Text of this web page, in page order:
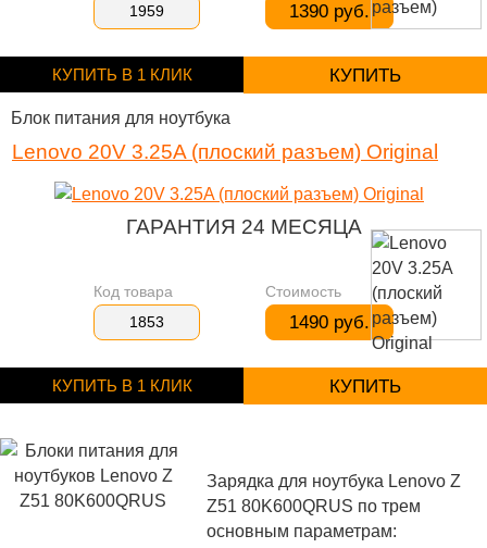
1959
1390 руб.
КУПИТЬ В 1 КЛИК КУПИТЬ
Блок питания для ноутбука
Lenovo 20V 3.25A (плоский разъем) Original
ГАРАНТИЯ 24 МЕСЯЦА
Код товара
1853
Стоимость
1490 руб.
КУПИТЬ В 1 КЛИК КУПИТЬ
Зарядка для ноутбука Lenovo Z
Z51 80K600QRUS по трем
основным параметрам: